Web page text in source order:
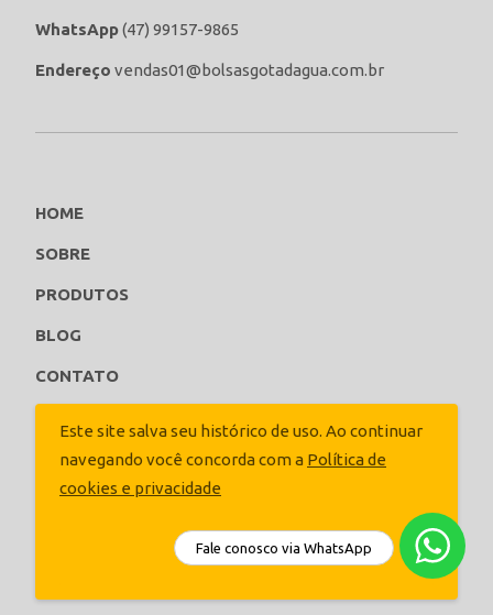
Este site salva seu histórico de uso. Ao continuar
navegando você concorda com a Política de
cookies e privacidade
ACEITAR
WhatsApp(47) 99157-9865
Endereço vendas01@bolsasgotadagua.com.br
HOME
SOBRE
PRODUTOS
BLOG
CONTATO
Fale conosco via WhatsApp